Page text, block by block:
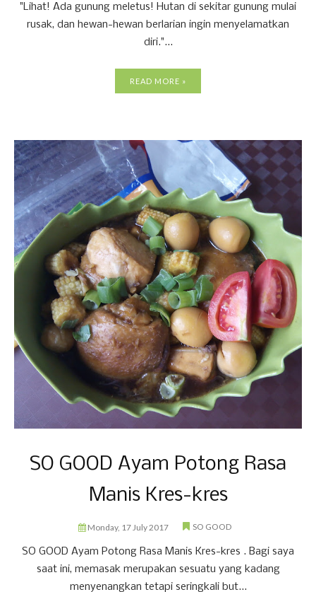
"Lihat! Ada gunung meletus! Hutan di sekitar gunung mulai
rusak, dan hewan-hewan berlarian ingin menyelamatkan
diri."...
READ MORE »
SO GOOD Ayam Potong Rasa
Manis Kres-kres
Monday, 17 July 2017 SO GOOD
SO GOOD Ayam Potong Rasa Manis Kres-kres . Bagi saya
saat ini, memasak merupakan sesuatu yang kadang
menyenangkan tetapi seringkali but...